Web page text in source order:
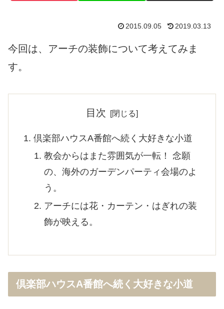
2015.09.05 2019.03.13
今回は、アーチの装飾について考えてみま
す。
目次
倶楽部ハウスA番館へ続く大好きな小道
教会からはまた雰囲気が一転！ 念願
の、海外のガーデンパーティ会場のよ
う。
アーチには花・カーテン・はぎれの装
飾が映える。
倶楽部ハウスA番館へ続く大好きな小道